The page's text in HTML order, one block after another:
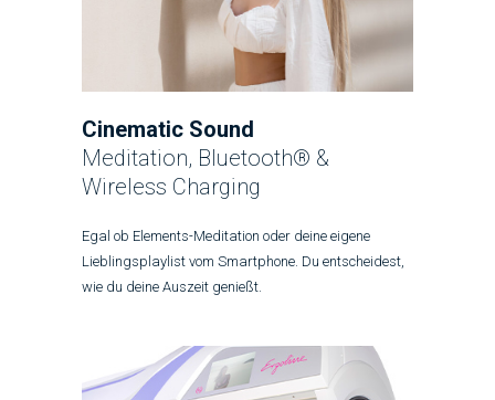
Cinematic Sound
Meditation, Bluetooth® &
Wireless Charging
Egal ob Elements-Meditation oder deine eigene
Lieblingsplaylist vom Smartphone. Du entscheidest,
wie du deine Auszeit genießt.